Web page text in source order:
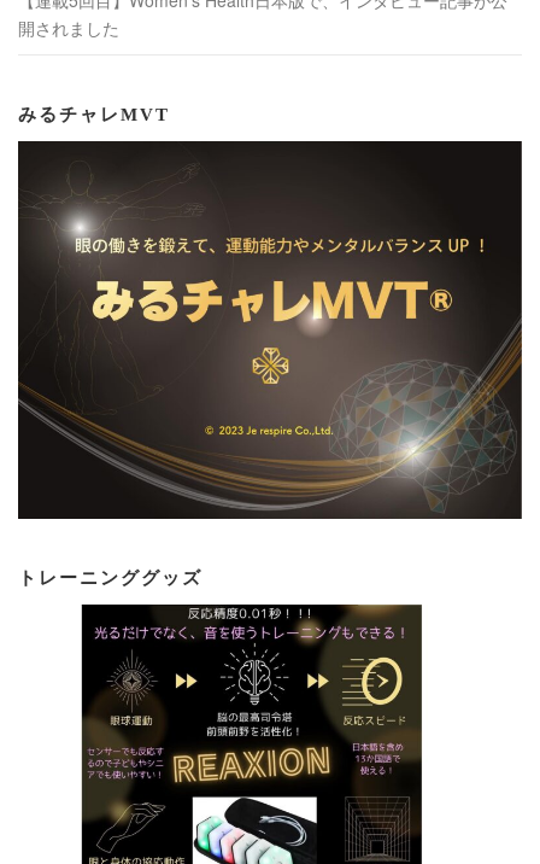
開されました
みるチャレMVT
トレーニンググッズ